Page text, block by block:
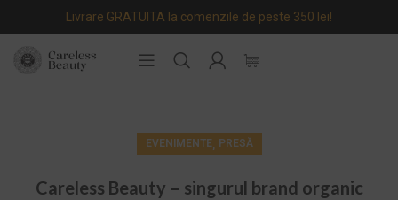
Livrare GRATUITA la comenzile de peste 350 lei!
EVENIMENTE, PRESĂ
Careless Beauty – singurul brand organic